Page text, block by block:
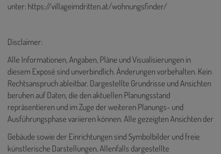
unter:https://villageimdritten.at/wohnungsfinder/
Disclaimer:
Alle Informationen, Angaben, Pläne und Visualisierungen in
diesem Exposé sind unverbindlich. Änderungen vorbehalten. Kein
Rechtsanspruch ableitbar. Dargestellte Grundrisse und Ansichten
beruhen auf Daten, die den aktuellen Planungsstand
repräsentieren und im Zuge der weiteren Planungs- und
Ausführungsphase variieren können. Alle gezeigten Ansichten der
Gebäude sowie der Einrichtungen sind Symbolbilder und freie
künstlerische Darstellungen. Allenfalls dargestellte